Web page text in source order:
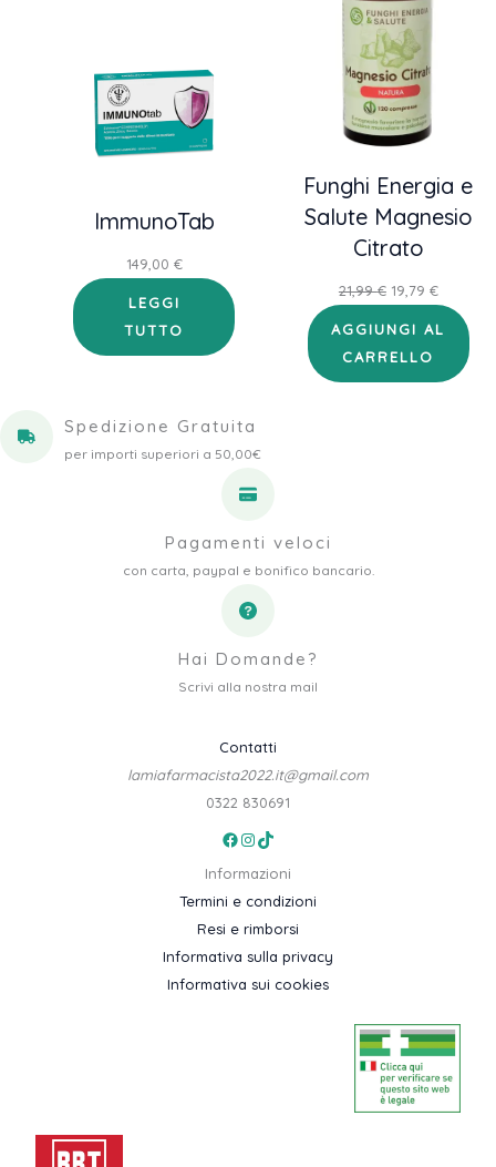
ImmunoTab
149,00 €
LEGGI
TUTTO
Funghi Energia e
Salute Magnesio
Citrato
21,99€ Il19,79 €Il
prezzo
AGGIUNGI AL
CARRELLO
Spedizione Gratuita
per importi superiori a 50,00€
Pagamenti veloci
con carta, paypal e bonifico bancario.
Hai Domande?
Scrivi alla nostra mail
Contatti
lamiafarmacista2022.it@gmail.com
0322 830691
Facebook
Instagram
TikTok
Informazioni
Termini e condizioni
Resi e rimborsi
Informativa sulla privacy
Informativa sui cookies